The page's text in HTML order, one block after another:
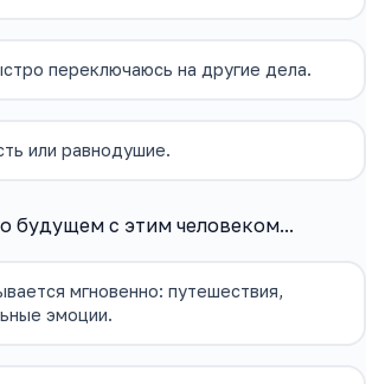
переключаюсь на другие дела.
или равнодушие.
будущем с этим человеком...
мгновенно: путешествия,
эмоции.